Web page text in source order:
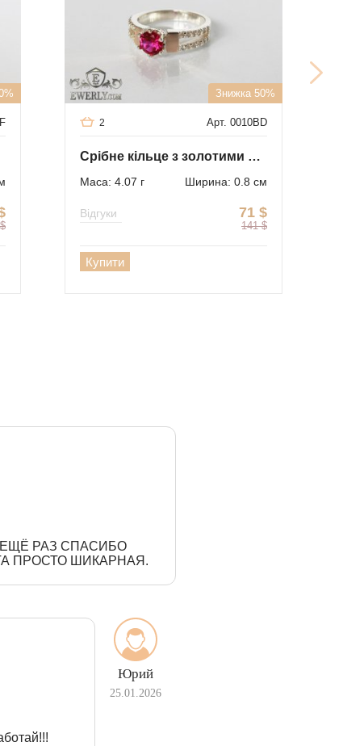
$
Знижка 50%
Арт. 0010BD
2
Срібне кільце з золотими вставками
Маса: 4.07 г Ширина: 0.8 см
71 $
141 $
Відгуки
Купити
ЕЩЁ РАЗ СПАСИБО
ПРОСТО ШИКАРНАЯ.
Юрий
25.01.2026